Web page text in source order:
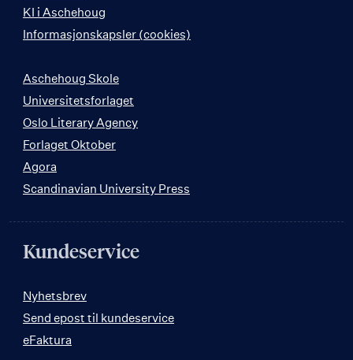
KI i Aschehoug
Informasjonskapsler (cookies)
Aschehoug Skole
Universitetsforlaget
Oslo Literary Agency
Forlaget Oktober
Agora
Scandinavian University Press
Kundeservice
Nyhetsbrev
Send epost til kundeservice
eFaktura